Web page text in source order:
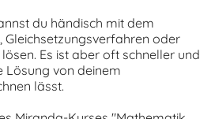
du händisch mit dem
Gleichsetzungsverfahren oder
Es ist aber oft schneller und
Lösung von deinem
lässt.